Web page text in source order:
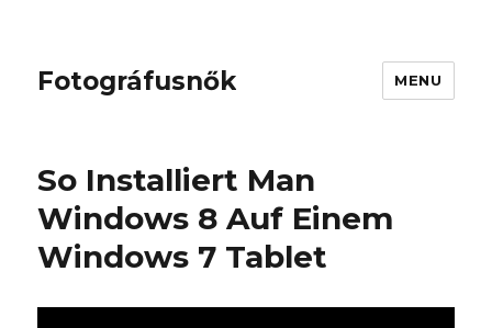
Fotográfusnők MENU
So Installiert Man
Windows 8 Auf Einem
Windows 7 Tablet